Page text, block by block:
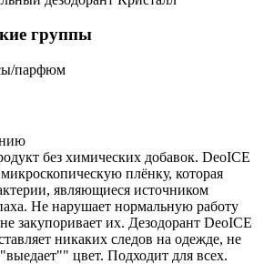
группы
парфюм
без химических добавок. DeoICE
плёнку, которая
являющиеся источником
Не нарушает нормальную работу
закупоривает их. Дезодорант DeoICE
никаких следов на одежде, не
цвет. Подходит для всех.